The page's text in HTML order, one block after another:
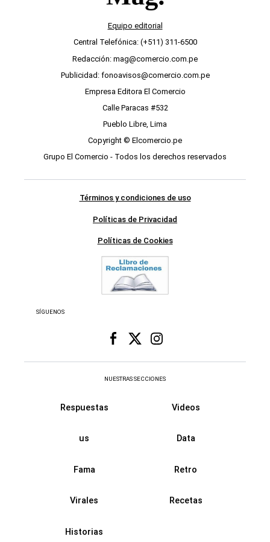
Equipo editorial
Central Telefónica: (+511) 311-6500
Redacción: mag@comercio.com.pe
Publicidad: fonoavisos@comercio.com.pe
Empresa Editora El Comercio
Calle Paracas #532
Pueblo Libre, Lima
Copyright © Elcomercio.pe
Grupo El Comercio - Todos los derechos reservados
Términos y condiciones de uso
Políticas de Privacidad
Políticas de Cookies
SÍGUENOS
NUESTRAS SECCIONES
Respuestas Videos
us Data
Fama Retro
Virales Recetas
Historias